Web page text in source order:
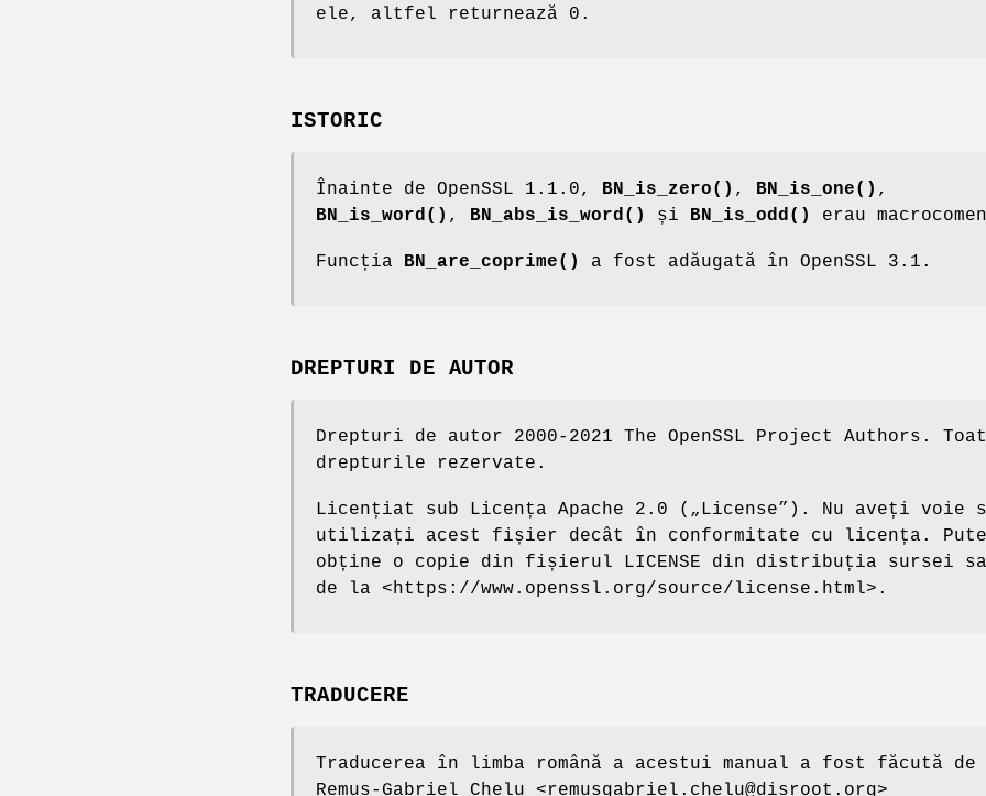
ele, altfel returnează 0.
ISTORIC
Înainte de OpenSSL 1.1.0, BN_is_zero() , BN_is_one() ,
BN_is_word() , BN_abs_is_word() și BN_is_odd() erau
Funcția BN_are_coprime() a fost adăugată în OpenSSL 3.1.
DREPTURI DE AUTOR
Drepturi de autor 2000-2021 The OpenSSL Project Authors.
drepturile rezervate.
Licențiat sub Licența Apache 2.0 („License”). Nu aveți voie
utilizați acest fișier decât în conformitate cu licența.
obține o copie din fișierul LICENSE din distribuția sursei
de la <https://www.openssl.org/source/license.html>.
TRADUCERE
Traducerea în limba română a acestui manual a fost făcută de
Remus-Gabriel Chelu <remusgabriel.chelu@disroot.org>